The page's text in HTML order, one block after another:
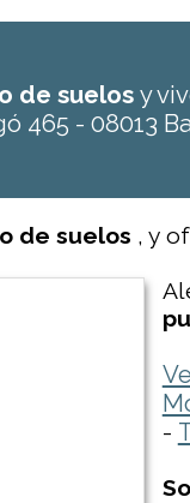
de suelosy
465 - 08013
de suelos , y
-